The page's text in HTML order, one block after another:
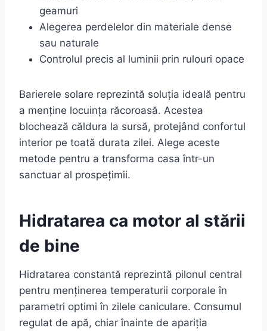
geamuri
Alegerea perdelelor din materiale dense
sau naturale
Controlul precis al luminii prin rulouri opace
Barierele solare reprezintă soluția ideală pentru
a menține locuința răcoroasă. Acestea
blochează căldura la sursă, protejând confortul
interior pe toată durata zilei. Alege aceste
metode pentru a transforma casa într-un
sanctuar al prospețimii.
Hidratarea ca motor al stării
de bine
Hidratarea constantă reprezintă pilonul central
pentru menținerea temperaturii corporale în
parametri optimi în zilele caniculare. Consumul
regulat de apă, chiar înainte de apariția